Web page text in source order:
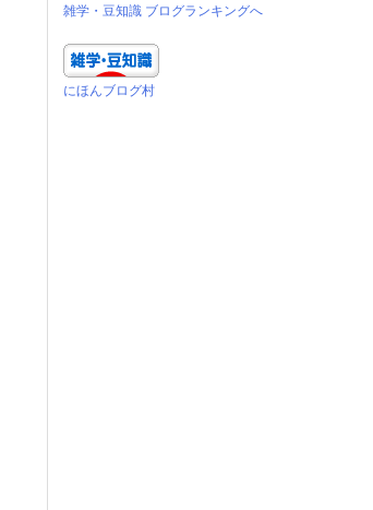
雑学・豆知識 ブログランキングへ
にほんブログ村